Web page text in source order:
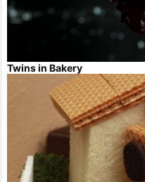
Twins in Bakery